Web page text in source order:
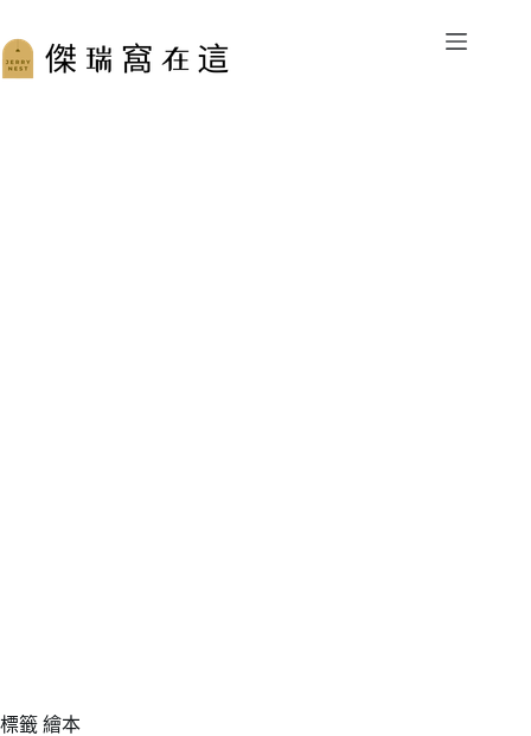
至
主
標籤 繪本